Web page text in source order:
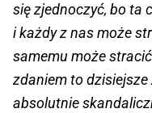
się zjednoczyć, bo ta
i każdy z nas może
samemu może
zdaniem to dzisiejsze
absolutnie